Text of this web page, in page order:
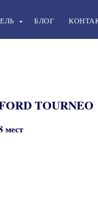
БЛОГ
TOURNEO
мест